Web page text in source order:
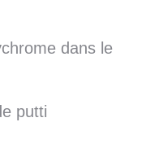
dans le
putti